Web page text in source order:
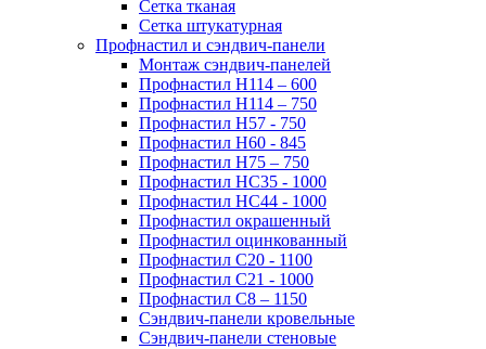
Сетка тканая
Сетка штукатурная
Профнастил и сэндвич-панели
Монтаж сэндвич-панелей
Профнастил Н114 – 600
Профнастил Н114 – 750
Профнастил Н57 - 750
Профнастил Н60 - 845
Профнастил Н75 – 750
Профнастил НС35 - 1000
Профнастил НС44 - 1000
Профнастил окрашенный
Профнастил оцинкованный
Профнастил С20 - 1100
Профнастил С21 - 1000
Профнастил С8 – 1150
Сэндвич-панели кровельные
Сэндвич-панели стеновые